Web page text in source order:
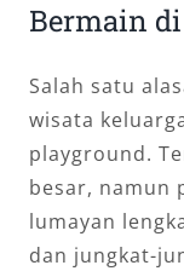
Bermain
Salah satu
wisata
playground.
besar, namun
lumayan
dan jungkat-